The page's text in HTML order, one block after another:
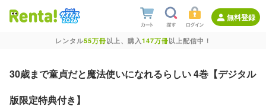
無料登録
レンタル55万冊以上、購入147万冊以上配信中！
30歳まで童貞だと魔法使いになれるらしい 4巻【デジタル
版限定特典付き】